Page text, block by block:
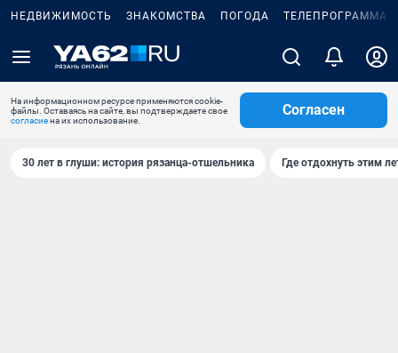
НЕДВИЖИМОСТЬ ЗНАКОМСТВА ПОГОДА ТЕЛЕПРОГРАММА
На информационном ресурсе применяются cookie-
файлы. Оставаясь на сайте, вы подтверждаете свое
согласиена их использование.
Согласен
30 лет в глуши: история рязанца-отшельника Где отдохнуть этим